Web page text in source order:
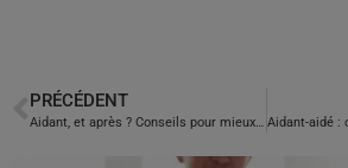
PRÉCÉDENT
Aidant, et après ? Conseils pour mieux vivre la fin de l’aidance